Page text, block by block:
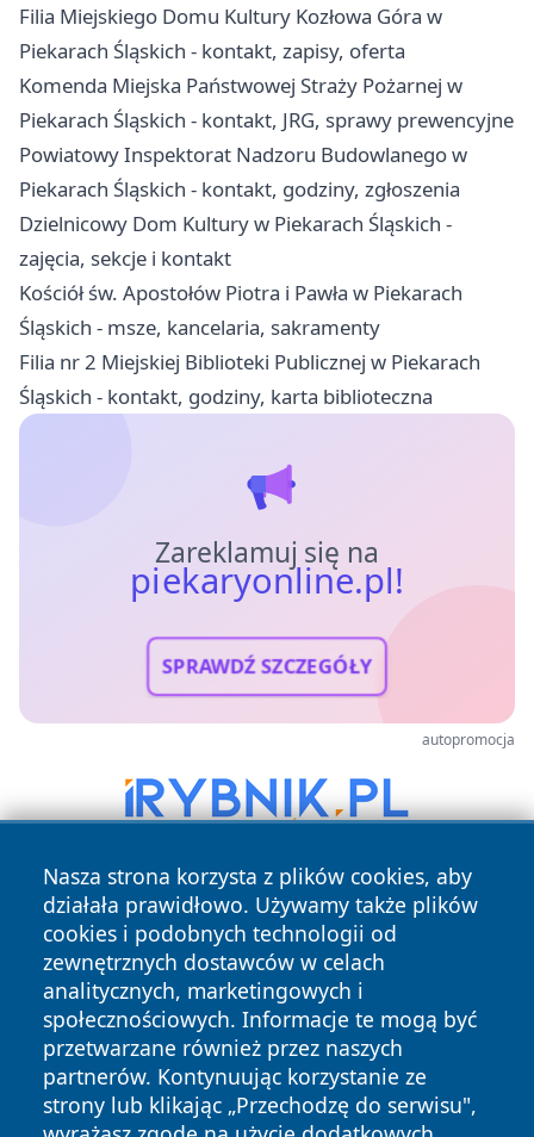
Filia Miejskiego Domu Kultury Kozłowa Góra w
Piekarach Śląskich - kontakt, zapisy, oferta
Komenda Miejska Państwowej Straży Pożarnej w
Piekarach Śląskich - kontakt, JRG, sprawy prewencyjne
Powiatowy Inspektorat Nadzoru Budowlanego w
Piekarach Śląskich - kontakt, godziny, zgłoszenia
Dzielnicowy Dom Kultury w Piekarach Śląskich -
zajęcia, sekcje i kontakt
Kościół św. Apostołów Piotra i Pawła w Piekarach
Śląskich - msze, kancelaria, sakramenty
Filia nr 2 Miejskiej Biblioteki Publicznej w Piekarach
Śląskich - kontakt, godziny, karta biblioteczna
Zareklamuj się na
piekaryonline.pl!
SPRAWDŹ SZCZEGÓŁY
autopromocja
Nasza strona korzysta z plików cookies, aby
działała prawidłowo. Używamy także plików
cookies i podobnych technologii od
zewnętrznych dostawców w celach
analitycznych, marketingowych i
społecznościowych. Informacje te mogą być
przetwarzane również przez naszych
partnerów. Kontynuując korzystanie ze
strony lub klikając „Przechodzę do serwisu",
Copyright © 2026 piekaryonline.pl Wszystkie prawa
zastrzeżone.